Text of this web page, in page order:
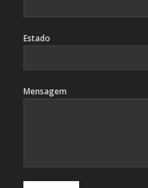
Estado
Mensagem